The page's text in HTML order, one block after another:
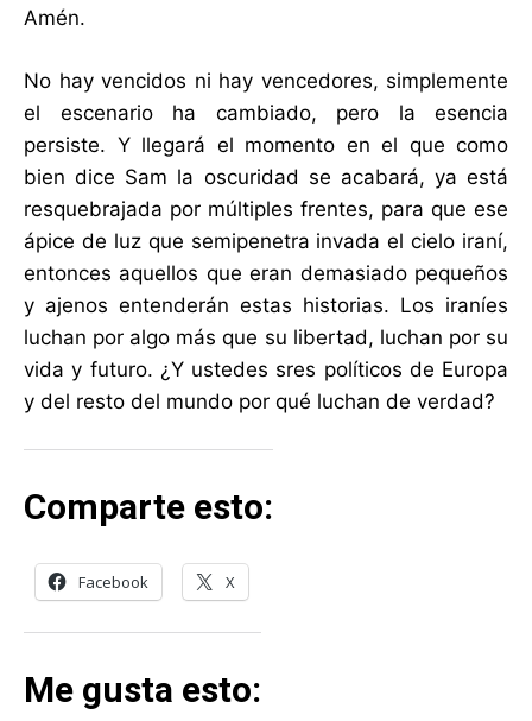
Amén.
No hay vencidos ni hay vencedores, simplemente
el escenario ha cambiado, pero la esencia
persiste. Y llegará el momento en el que como
bien dice Sam la oscuridad se acabará, ya está
resquebrajada por múltiples frentes, para que ese
ápice de luz que semipenetra invada el cielo iraní,
entonces aquellos que eran demasiado pequeños
y ajenos entenderán estas historias. Los iraníes
luchan por algo más que su libertad, luchan por su
vida y futuro. ¿Y ustedes sres políticos de Europa
y del resto del mundo por qué luchan de verdad?
Comparte esto:
Facebook X
Me gusta esto: